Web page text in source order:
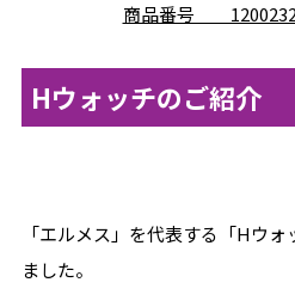
商品番号
Hウォッチのご紹介
「エルメス」を代表する「Hウ
ました。